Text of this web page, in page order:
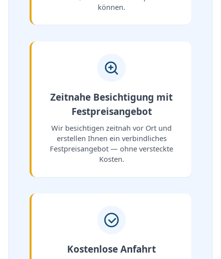
können.
Zeitnahe Besichtigung mit
Festpreisangebot
Wir besichtigen zeitnah vor Ort und
erstellen Ihnen ein verbindliches
Festpreisangebot — ohne versteckte
Kosten.
Kostenlose Anfahrt